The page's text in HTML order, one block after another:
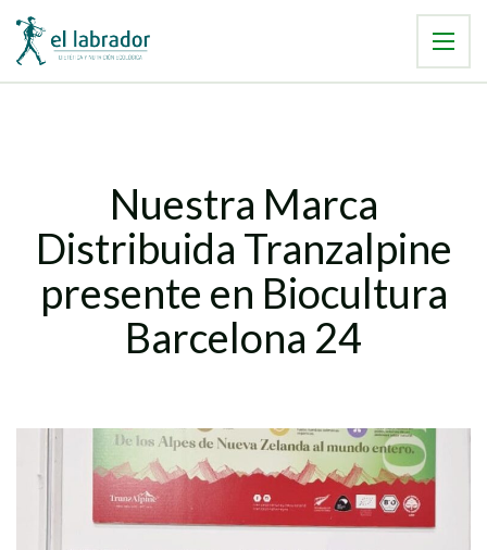
Nuestra Marca
Distribuida Tranzalpine
presente en Biocultura
Barcelona 24​​